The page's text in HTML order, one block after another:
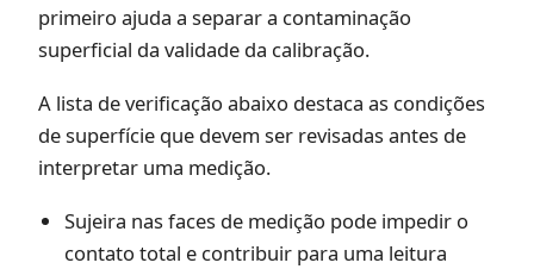
primeiro ajuda a separar a contaminação
superficial da validade da calibração.
A lista de verificação abaixo destaca as condições
de superfície que devem ser revisadas antes de
interpretar uma medição.
Sujeira nas faces de medição pode impedir o
contato total e contribuir para uma leitura